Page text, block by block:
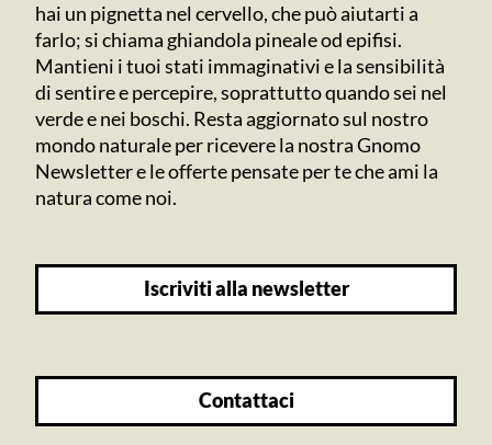
hai un pignetta nel cervello, che può aiutarti a
farlo; si chiama ghiandola pineale od epifisi.
Mantieni i tuoi stati immaginativi e la sensibilità
di sentire e percepire, soprattutto quando sei nel
verde e nei boschi. Resta aggiornato sul nostro
mondo naturale per ricevere la nostra Gnomo
Newsletter e le offerte pensate per te che ami la
natura come noi.
iscriviti alla newsletter
contattaci